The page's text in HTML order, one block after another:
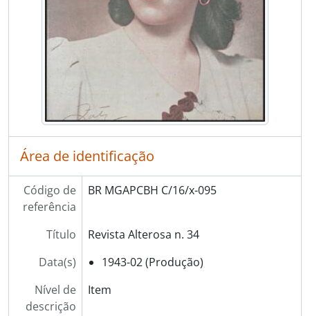
Área de identificação
Código de
referência
BR MGAPCBH C/16/x-095
Título
Revista Alterosa n. 34
Data(s)
1943-02 (Produção)
Nível de
descrição
Item